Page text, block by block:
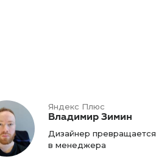
Яндекс Плюс
Владимир Зимин
Дизайнер превращается
в менеджера